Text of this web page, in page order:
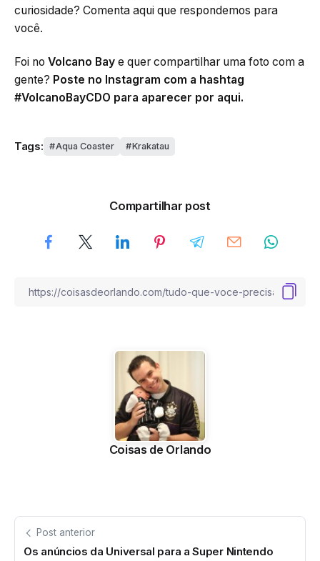
curiosidade? Comenta aqui que respondemos para
você.
Foi no Volcano Bay e quer compartilhar uma foto com a
gente? Poste no Instagram com a hashtag
#VolcanoBayCDO para aparecer por aqui.
Tags: Aqua Coaster Krakatau
Compartilhar post
Coisas de Orlando
Post anterior
Os anúncios da Universal para a Super Nintendo